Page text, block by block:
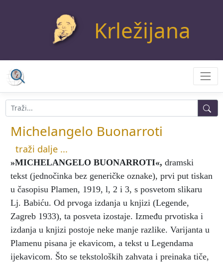
Krležijana
Michelangelo Buonarroti
traži dalje ...
»MICHELANGELO BUONARROTI«, dramski
tekst (jednočinka bez generičke oznake), prvi put tiskan
u časopisu Plamen, 1919, l, 2 i 3, s posvetom slikaru
Lj. Babiću. Od prvoga izdanja u knjizi (Legende,
Zagreb 1933), ta posveta izostaje. Između prvotiska i
izdanja u knjizi postoje neke manje razlike. Varijanta u
Plamenu pisana je ekavicom, a tekst u Legendama
ijekavicom. Što se tekstoloških zahvata i preinaka tiče,